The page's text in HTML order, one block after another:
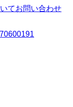
てお問い合わせ